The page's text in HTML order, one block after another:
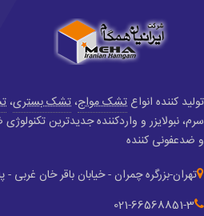
تولید کننده انواع تشک مواج،تشک بستری،
سرم، نبولایزر و واردکننده جدید‌ترین
و ضدعفونی کننده
تهران-بزرگره چمران - خیابان باقر خان غربی - پلاک 65-طبقه سوم -
021-66568851-3